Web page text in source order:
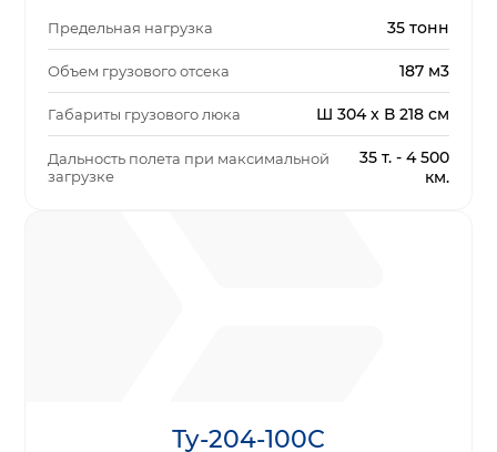
Предельная нагрузка 35 тонн
Объем грузового отсека 187 м3
Габариты грузового люка Ш 304 x В 218 см
Дальность полета при максимальной
загрузке
35 т. - 4 500
км.
Ту-204-100С